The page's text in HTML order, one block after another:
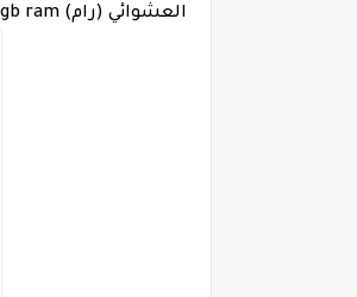
العشوائي (رام) free fire 3gb ram .